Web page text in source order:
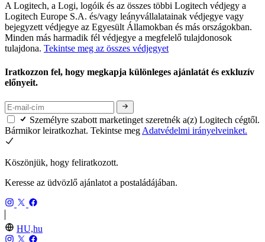
A Logitech, a Logi, logóik és az összes többi Logitech védjegy a
Logitech Europe S.A. és/vagy leányvállalatainak védjegye vagy
bejegyzett védjegye az Egyesült Államokban és más országokban.
Minden más harmadik fél védjegye a megfelelő tulajdonosok
tulajdona. Tekintse meg az összes védjegyet
Iratkozzon fel, hogy megkapja különleges ajánlatát és exkluzív
előnyeit.
Személyre szabott marketinget szeretnék a(z) Logitech cégtől.
Bármikor leiratkozhat. Tekintse meg Adatvédelmi irányelveinket.
Köszönjük, hogy feliratkozott.
Keresse az üdvözlő ajánlatot a postaládájában.
HU,hu